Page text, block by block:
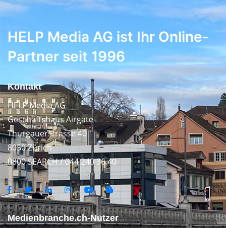
HELP Media AG ist Ihr Online-
Partner seit 1996
Kontakt
HELP Media AG
Geschäftshaus Airgate
Thurgauerstrasse 40
8050 Zürich
0800 SEARCH / 044 240 36 40
Medienbranche.ch-Nutzer